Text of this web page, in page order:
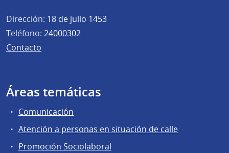
Dirección: 18 de julio 1453
Teléfono: 24000302
Contacto
Áreas temáticas
Comunicación
Atención a personas en situación de calle
Promoción Sociolaboral